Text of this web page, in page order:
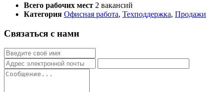
Всего рабочих мест 2 вакансий
Категория Офисная работа, Техподдержка, Продажи
Связаться с нами